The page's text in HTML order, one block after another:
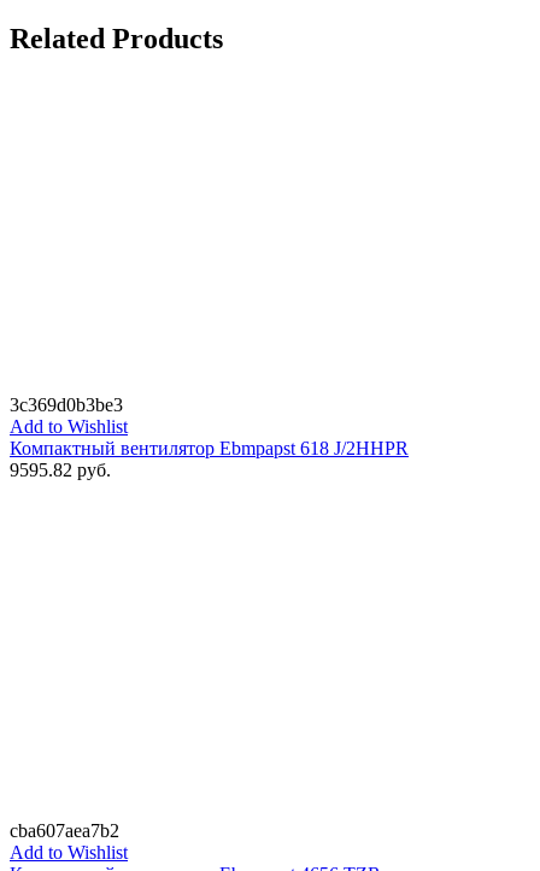
Related Products
3c369d0b3be3
Add to Wishlist
Компактный вентилятор Ebmpapst 618 J/2HHPR
9595.82 руб.
cba607aea7b2
Add to Wishlist